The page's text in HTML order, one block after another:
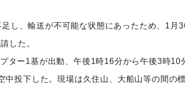
し、輸送が不可能な状態にあったため、1月
した。
ター1基が出動、午後1時16分から午後3時
投下した。現場は久住山、大船山等の間の